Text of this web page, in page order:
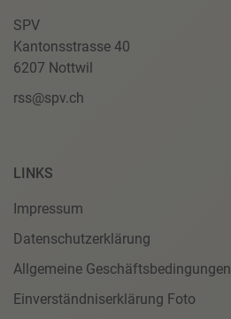
SPV
Kantonsstrasse 40
6207 Nottwil
rss@spv.ch
LINKS
Impressum
Datenschutzerklärung
Allgemeine Geschäftsbedingungen
Einverständniserklärung Foto